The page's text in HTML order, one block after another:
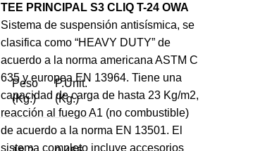
Peso
(Kg.)
P.Unit.
(Kg.)
TEE PRINCIPAL S3 CLIQ T-24 OWA
Sistema de suspensión antisísmica, se
clasifica como “HEAVY DUTY” de
acuerdo a la norma americana ASTM C
635 y europea EN 13964. Tiene una
capacidad de carga de hasta 23 Kg/m2,
reacción al fuego A1 (no combustible)
de acuerdo a la norma EN 13501. El
sistema completo incluye accesorios